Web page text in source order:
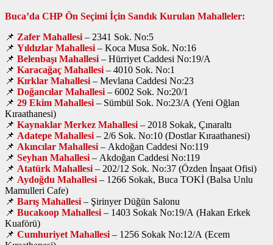
Buca’da CHP Ön Seçimi İçin Sandık Kurulan Mahalleler:
📌 Zafer Mahallesi – 2341 Sok. No:5
📌 Yıldızlar Mahallesi – Koca Musa Sok. No:16
📌 Belenbaşı Mahallesi – Hürriyet Caddesi No:19/A
📌 Karacağaç Mahallesi – 4010 Sok. No:1
📌 Kırklar Mahallesi – Mevlana Caddesi No:23
📌 Doğancılar Mahallesi – 6002 Sok. No:20/1
📌 29 Ekim Mahallesi – Sümbül Sok. No:23/A (Yeni Oğlan
Kıraathanesi)
📌 Kaynaklar Merkez Mahallesi – 2018 Sokak, Çınaraltı
📌 Adatepe Mahallesi – 2/6 Sok. No:10 (Dostlar Kıraathanesi)
📌 Akıncılar Mahallesi – Akdoğan Caddesi No:119
📌 Seyhan Mahallesi – Akdoğan Caddesi No:119
📌 Atatürk Mahallesi – 202/12 Sok. No:37 (Özden İnşaat Ofisi)
📌 Aydoğdu Mahallesi – 1266 Sokak, Buca TOKİ (Balsa Unlu
Mamulleri Cafe)
📌 Barış Mahallesi – Şirinyer Düğün Salonu
📌 Bucakoop Mahallesi – 1403 Sokak No:19/A (Hakan Erkek
Kuaförü)
📌 Cumhuriyet Mahallesi – 1256 Sokak No:12/A (Ecem